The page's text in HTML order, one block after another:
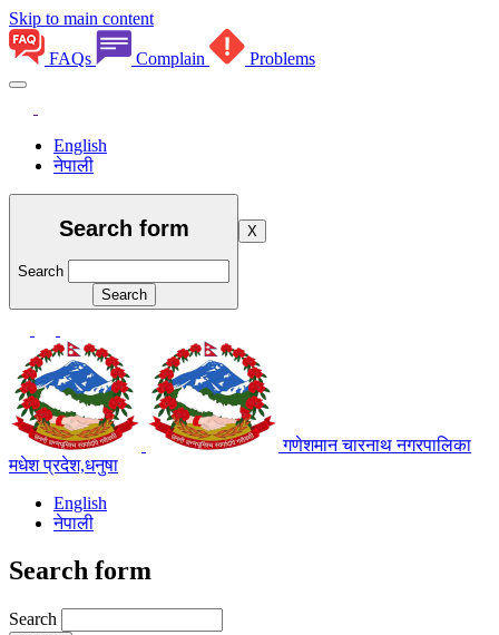
Skip to main content
FAQs Complain Problems
English
नेपाली
Search form
Search
X
गणेशमान चारनाथ नगरपालिका
मधेश प्रदेश,धनुषा
English
नेपाली
Search form
Search